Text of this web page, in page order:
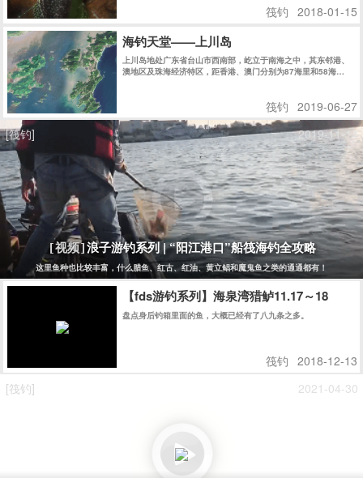
筏钓 2018-01-15
海钓天堂——上川岛
上川岛地处广东省台山市西南部，屹立于南海之中，其东邻港、
澳地区及珠海经济特区，距香港、澳门分别为87海里和58海
筏钓 2019-06-27
[筏钓]
2019-11-14
[视频]浪子游钓系列 | “阳江港口”船筏海钓全攻略
这里鱼种也比较丰富，什么腊鱼、红古、红油、黄立鲳和魔鬼鱼之类的通通都有！
【fds游钓系列】海泉湾猎鲈11.17～18
盘点身后钓箱里面的鱼，大概已经有了八九条之多。
筏钓 2018-12-13
[筏钓]
2021-04-30